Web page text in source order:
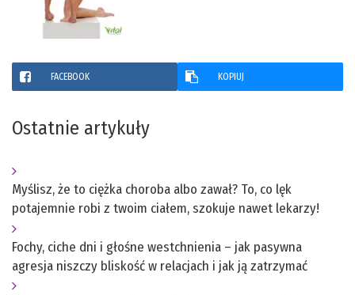
FACEBOOK KOPIUJ
Ostatnie artykuły
Myślisz, że to ciężka choroba albo zawał? To, co lęk
potajemnie robi z twoim ciałem, szokuje nawet lekarzy!
Fochy, ciche dni i głośne westchnienia – jak pasywna
agresja niszczy bliskość w relacjach i jak ją zatrzymać